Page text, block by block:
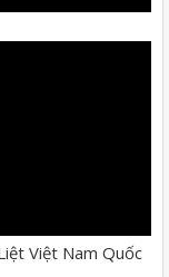
Việt Nam Quốc